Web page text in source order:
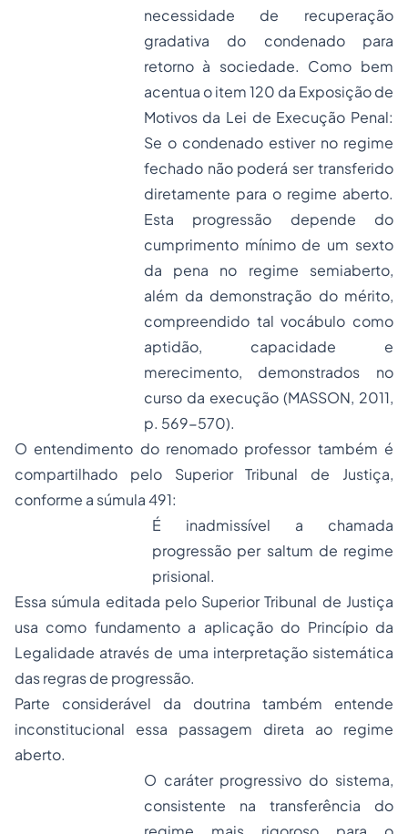
necessidade de recuperação
gradativa do condenado para
retorno à sociedade. Como bem
acentua o item 120 da Exposição de
Motivos da Lei de Execução Penal:
Se o condenado estiver no regime
fechado não poderá ser transferido
diretamente para o regime aberto.
Esta progressão depende do
cumprimento mínimo de um sexto
da pena no regime semiaberto,
além da demonstração do mérito,
compreendido tal vocábulo como
aptidão, capacidade e
merecimento, demonstrados no
curso da execução (MASSON, 2011,
p. 569-570).
O entendimento do renomado professor também é
compartilhado pelo Superior Tribunal de Justiça,
conforme a súmula 491:
É inadmissível a chamada
progressão per saltum de regime
prisional.
Essa súmula editada pelo Superior Tribunal de Justiça
usa como fundamento a aplicação do Princípio da
Legalidade através de uma interpretação sistemática
das regras de progressão.
Parte considerável da doutrina também entende
inconstitucional essa passagem direta ao regime
aberto.
O caráter progressivo do sistema,
consistente na transferência do